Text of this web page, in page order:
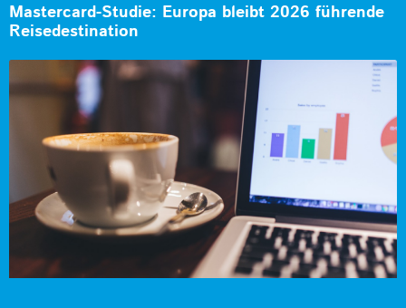
Mastercard-Studie: Europa bleibt 2026 führende
Reisedestination